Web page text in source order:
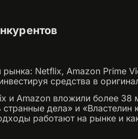
рынка: Netflix, Amazon Prime
средства в
и Amazon вложили более 38
дела» и «Властелин
работают на рынке и